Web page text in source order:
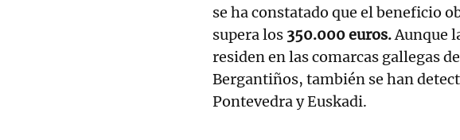
se ha constatado que el beneficio
supera los 350.000 euros.Aunque
residen en las comarcas gallegas de
Bergantiños, también se han
Pontevedra y Euskadi.